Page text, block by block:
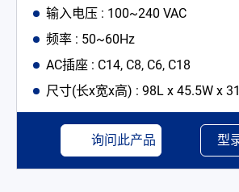
输入电压 : 100~240 VAC
频率 : 50~60Hz
AC插座 : C14, C8, C6, C18
尺寸(长x宽x高) : 98L x 45.5W x
询问此产品 型